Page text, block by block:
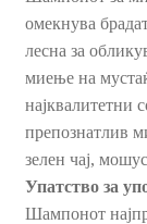
омекнува
лесна за
миење на
најквалитетни
препознатлив
зелен чај,
Упатство за
Шампонот